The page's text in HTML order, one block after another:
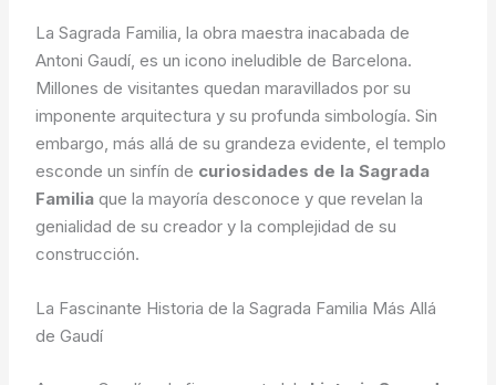
La Sagrada Familia, la obra maestra inacabada de
Antoni Gaudí, es un icono ineludible de Barcelona.
Millones de visitantes quedan maravillados por su
imponente arquitectura y su profunda simbología. Sin
embargo, más allá de su grandeza evidente, el templo
esconde un sinfín de curiosidades de la Sagrada
Familia que la mayoría desconoce y que revelan la
genialidad de su creador y la complejidad de su
construcción.
La Fascinante Historia de la Sagrada Familia Más Allá
de Gaudí